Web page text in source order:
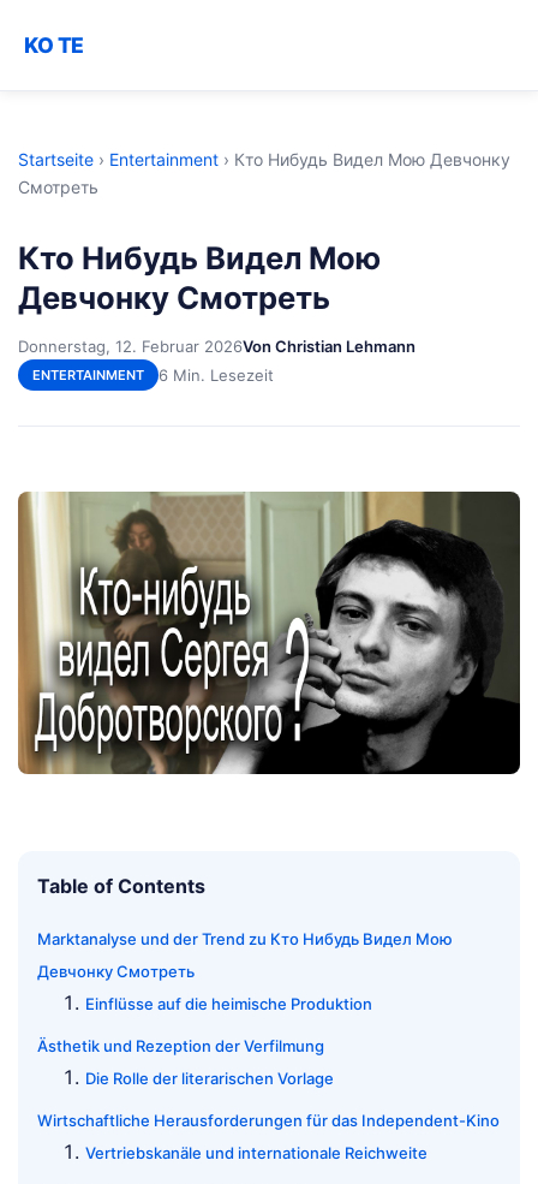
KO TE
Startseite › Entertainment › Кто Нибудь Видел Мою Девчонку
Смотреть
Кто Нибудь Видел Мою
Девчонку Смотреть
Donnerstag, 12. Februar 2026Von Christian Lehmann
ENTERTAINMENT 6 Min. Lesezeit
Table of Contents
Marktanalyse und der Trend zu Кто Нибудь Видел Мою
Девчонку Смотреть
Einflüsse auf die heimische Produktion
Ästhetik und Rezeption der Verfilmung
Die Rolle der literarischen Vorlage
Wirtschaftliche Herausforderungen für das Independent-Kino
Vertriebskanäle und internationale Reichweite